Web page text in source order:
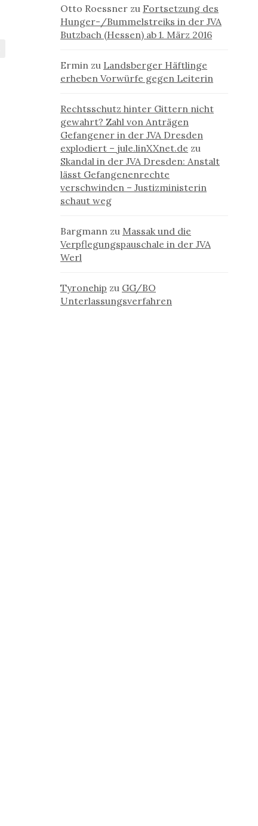
Otto Roessner zu Fortsetzung des
Hunger-/Bummelstreiks in der JVA
Butzbach (Hessen) ab 1. März 2016
Ermin zu Landsberger Häftlinge
erheben Vorwürfe gegen Leiterin
Rechtsschutz hinter Gittern nicht
gewahrt? Zahl von Anträgen
Gefangener in der JVA Dresden
explodiert – jule.linXXnet.de zu
Skandal in der JVA Dresden: Anstalt
lässt Gefangenenrechte
verschwinden – Justizministerin
schaut weg
Bargmann zu Massak und die
Verpflegungspauschale in der JVA
Werl
Tyronehip zu GG/BO
Unterlassungsverfahren